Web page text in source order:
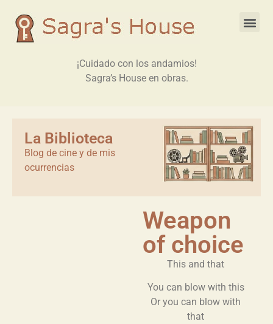
¡Cuidado con los andamios!
Sagra’s House en obras.
La Biblioteca
Blog de cine y de mis
ocurrencias
Weapon
of choice
This and that
You can blow with this
Or you can blow with
that